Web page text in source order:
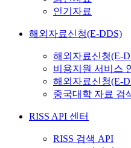
인기자료
해외자료신청(E-DDS)
해외자료신청(E-
비용지원 서비스
해외자료신청(E-
중국대학 자료 검
RISS API 센터
RISS 검색 API